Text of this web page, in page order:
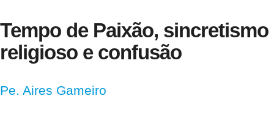
Tempo de Paixão, sincretismo
religioso e confusão
Pe. Aires Gameiro